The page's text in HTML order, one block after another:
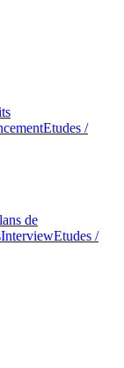
Etudes /
de
InterviewEtudes /